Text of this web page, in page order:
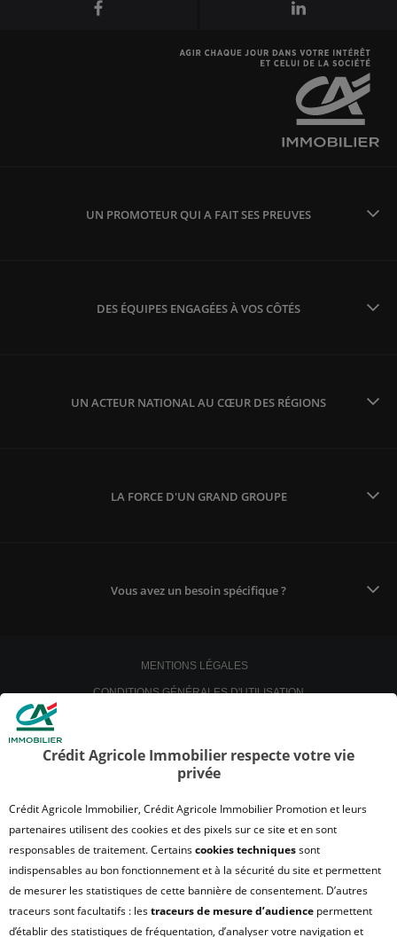
UN PROMOTEUR QUI A FAIT SES PREUVES
DES ÉQUIPES ENGAGÉES À VOS CÔTÉS
UN ACTEUR NATIONAL AU CŒUR DES RÉGIONS
LA FORCE D'UN GRAND GROUPE
Vous avez un besoin spécifique ?
MENTIONS LÉGALES
CONDITIONS GÉNÉRALES D'UTILISATION
SATISFACTION CLIENT
UN PROBLÈME SUR LE SITE ?
PLAN DU SITE
QUI SOMMES NOUS ?
MODULE DE GESTION DES COOKIES
Crédit Agricole Immobilier respecte votre vie
privée
Crédit Agricole Immobilier, Crédit Agricole Immobilier Promotion et leurs
partenaires utilisent des cookies et des pixels sur ce site et en sont
responsables de traitement. Certainscookies techniquessont
indispensables au bon fonctionnement et à la sécurité du site et permettent
de mesurer les statistiques de cette bannière de consentement. D’autres
traceurs sont facultatifs : lestraceurs de mesure d’audience permettent
d’établir des statistiques de fréquentation, d’analyser votre navigation et